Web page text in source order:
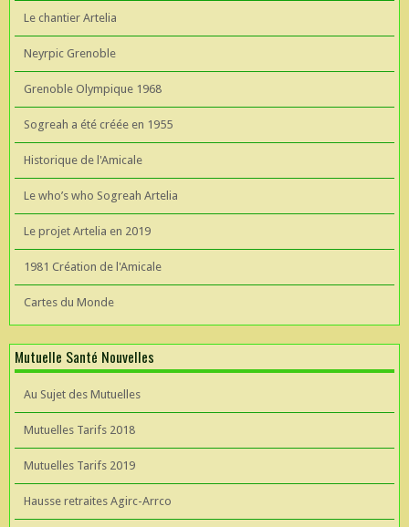
Le chantier Artelia
Neyrpic Grenoble
Grenoble Olympique 1968
Sogreah a été créée en 1955
Historique de l'Amicale
Le who’s who Sogreah Artelia
Le projet Artelia en 2019
1981 Création de l'Amicale
Cartes du Monde
Mutuelle Santé Nouvelles
Au Sujet des Mutuelles
Mutuelles Tarifs 2018
Mutuelles Tarifs 2019
Hausse retraites Agirc-Arrco